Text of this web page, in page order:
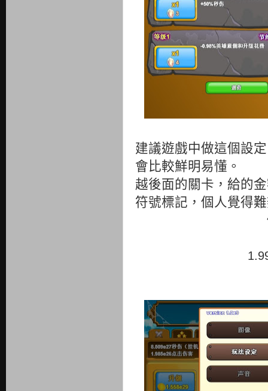
建議遊戲中做這個設
會比較鮮明易懂。
越後面的關卡，給的
符號標記，個人覺得